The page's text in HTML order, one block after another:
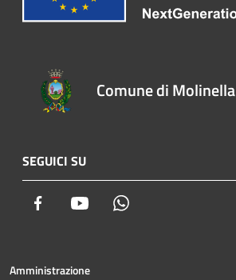
Comune di Molinella
SEGUICI SU
Facebook Youtube
Amministrazione